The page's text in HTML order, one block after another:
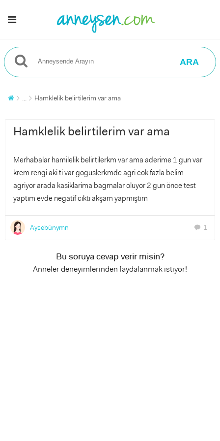
ARA
... Hamklelik belirtilerim var ama
Hamklelik belirtilerim var ama
Merhabalar hamilelik belirtilerkm var ama aderime 1 gun var
krem rengi aki ti var goguslerkmde agri cok fazla belim
agriyor arada kasiklarima bagmalar oluyor 2 gun önce test
yaptım evde negatif cıktı akşam yapmıştım
Aysebünymn chat 1
Bu soruya cevap verir misin?
Anneler deneyimlerinden faydalanmak istiyor!